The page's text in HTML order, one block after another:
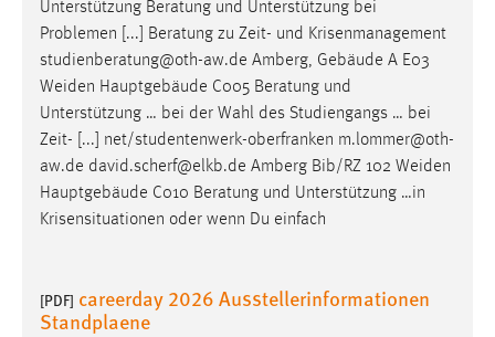
Unterstützung Beratung und Unterstützung bei
Problemen [...] Beratung zu Zeit- und Krisenmanagement
studienberatung@oth-aw.de Amberg, Gebäude A E03
Weiden Hauptgebäude C005 Beratung und
Unterstützung … bei der Wahl des Studiengangs … bei
Zeit- [...] net/studentenwerk-oberfranken m.lommer@oth-
aw.de david.scherf@elkb.de Amberg Bib/RZ 102 Weiden
Hauptgebäude C010 Beratung und Unterstützung …in
Krisensituationen oder wenn Du einfach
[PDF] careerday 2026 Ausstellerinformationen
Standplaene